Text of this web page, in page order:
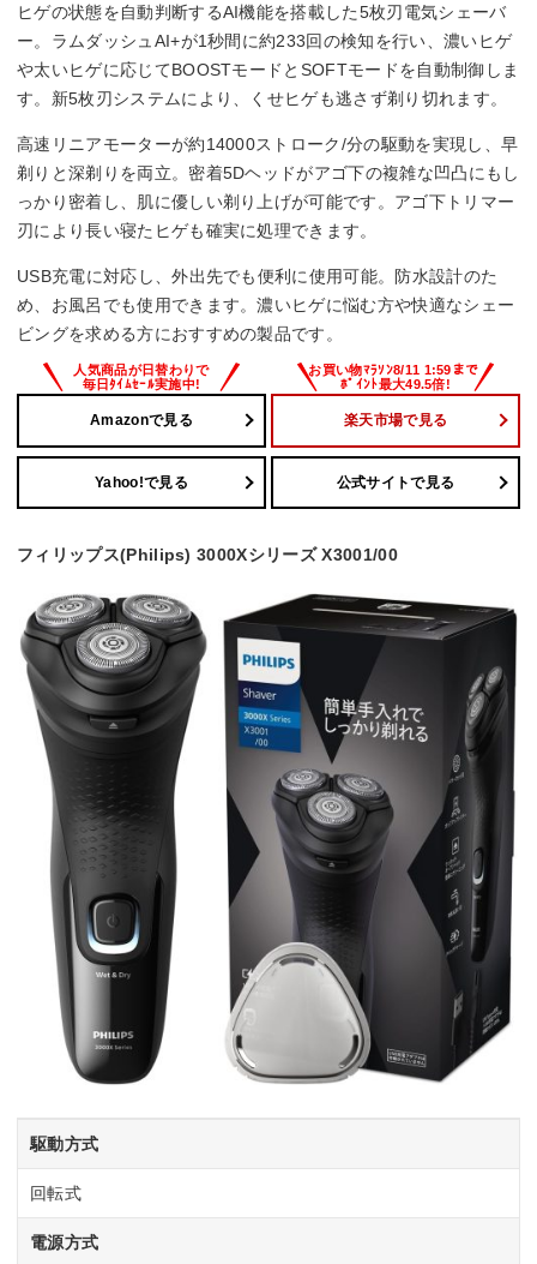
ヒゲの状態を自動判断するAI機能を搭載した5枚刃電気シェーバ
ー。ラムダッシュAI+が1秒間に約233回の検知を行い、濃いヒゲ
や太いヒゲに応じてBOOSTモードとSOFTモードを自動制御しま
す。新5枚刃システムにより、くせヒゲも逃さず剃り切れます。
高速リニアモーターが約14000ストローク/分の駆動を実現し、早
剃りと深剃りを両立。密着5Dヘッドがアゴ下の複雑な凹凸にもし
っかり密着し、肌に優しい剃り上げが可能です。アゴ下トリマー
刃により長い寝たヒゲも確実に処理できます。
USB充電に対応し、外出先でも便利に使用可能。防水設計のた
め、お風呂でも使用できます。濃いヒゲに悩む方や快適なシェー
ビングを求める方におすすめの製品です。
Amazonで見る 楽天市場で見る
Yahoo!で見る 公式サイトで見る
フィリップス(Philips) 3000Xシリーズ X3001/00
駆動方式
回転式
電源方式